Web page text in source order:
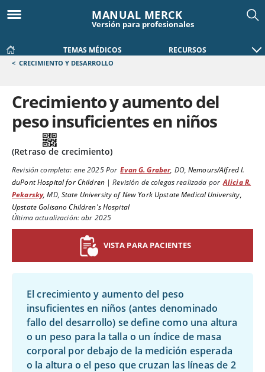
MANUAL MERCK
Versión para profesionales
TEMAS MÉDICOS RECURSOS
< CRECIMIENTO Y DESARROLLO
Crecimiento y aumento del
peso insuficientes en niños
(Retraso de crecimiento)
Revisión completa: ene 2025Por Evan G. Graber, DO,Nemours/Alfred I.
duPont Hospital for Children|Revisión de colegas realizada por Alicia R.
Pekarsky,MD, State University of New York Upstate Medical University,
Upstate Golisano Children's Hospital
Última actualización: abr 2025
VISTA PARA PACIENTES
El crecimiento y aumento del peso
insuficientes en niños (antes denominado
fallo del desarrollo) se define como una altura
o un peso para la talla o un índice de masa
corporal por debajo de la medición esperada
o la altura o el peso que cruzan las líneas de 2